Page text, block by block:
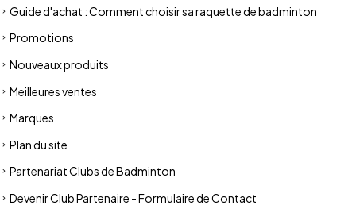
Guide d'achat : Comment choisir sa raquette de badminton
Promotions
Nouveaux produits
Meilleures ventes
Marques
Plan du site
Partenariat Clubs de Badminton
Devenir Club Partenaire - Formulaire de Contact